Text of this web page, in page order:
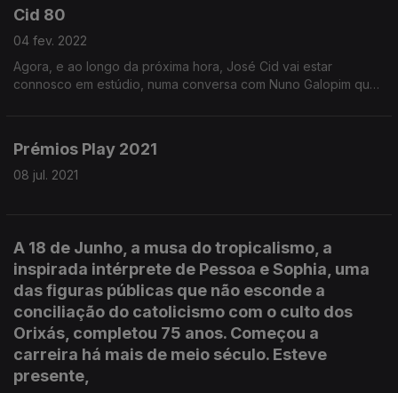
Cid 80
04 fev. 2022
Agora, e ao longo da próxima hora, José Cid vai estar
connosco em estúdio, numa conversa com Nuno Galopim que
Prémios Play 2021
08 jul. 2021
A 18 de Junho, a musa do tropicalismo, a
inspirada intérprete de Pessoa e Sophia, uma
das figuras públicas que não esconde a
conciliação do catolicismo com o culto dos
Orixás, completou 75 anos. Começou a
carreira há mais de meio século. Esteve
presente,